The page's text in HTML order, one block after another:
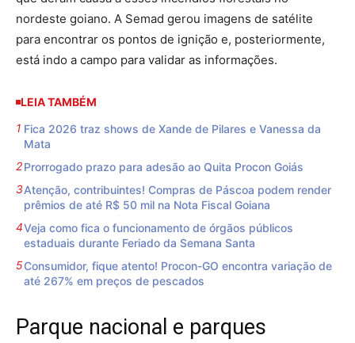
nordeste goiano. A Semad gerou imagens de satélite
para encontrar os pontos de ignição e, posteriormente,
está indo a campo para validar as informações.
LEIA TAMBÉM
Fica 2026 traz shows de Xande de Pilares e Vanessa da
Mata
Prorrogado prazo para adesão ao Quita Procon Goiás
Atenção, contribuintes! Compras de Páscoa podem render
prêmios de até R$ 50 mil na Nota Fiscal Goiana
Veja como fica o funcionamento de órgãos públicos
estaduais durante Feriado da Semana Santa
Consumidor, fique atento! Procon-GO encontra variação de
até 267% em preços de pescados
Parque nacional e parques